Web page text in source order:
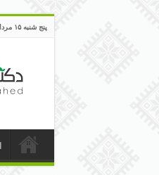
پنج شنبه ۱۵ مرداد ۱۴۰۵